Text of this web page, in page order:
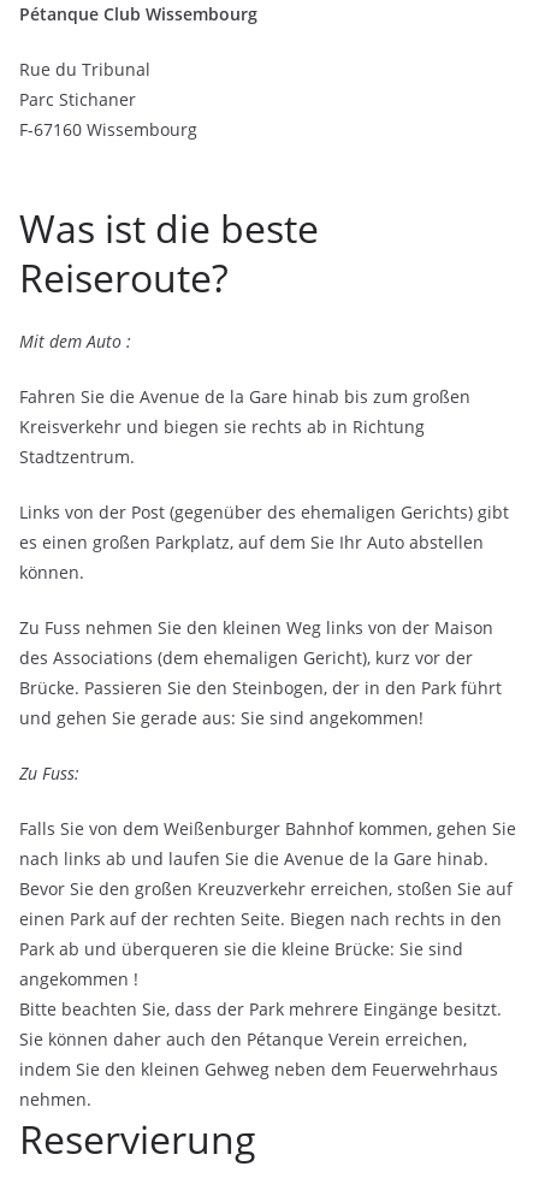
Pétanque Club Wissembourg
Rue du Tribunal
Parc Stichaner
F-67160 Wissembourg
Was ist die beste
Reiseroute?
Mit dem Auto :
Fahren Sie die Avenue de la Gare hinab bis zum großen
Kreisverkehr und biegen sie rechts ab in Richtung
Stadtzentrum.
Links von der Post (gegenüber des ehemaligen Gerichts) gibt
es einen großen Parkplatz, auf dem Sie Ihr Auto abstellen
können.
Zu Fuss nehmen Sie den kleinen Weg links von der Maison
des Associations (dem ehemaligen Gericht), kurz vor der
Brücke. Passieren Sie den Steinbogen, der in den Park führt
und gehen Sie gerade aus: Sie sind angekommen!
Zu Fuss:
Falls Sie von dem Weißenburger Bahnhof kommen, gehen Sie
nach links ab und laufen Sie die Avenue de la Gare hinab.
Bevor Sie den großen Kreuzverkehr erreichen, stoßen Sie auf
einen Park auf der rechten Seite. Biegen nach rechts in den
Park ab und überqueren sie die kleine Brücke: Sie sind
angekommen !
Bitte beachten Sie, dass der Park mehrere Eingänge besitzt.
Sie können daher auch den Pétanque Verein erreichen,
indem Sie den kleinen Gehweg neben dem Feuerwehrhaus
nehmen.
Reservierung